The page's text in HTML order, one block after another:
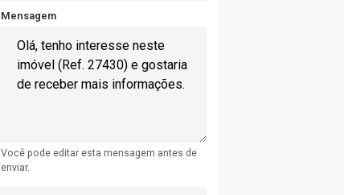
Mensagem
Você pode editar esta mensagem antes de
enviar.